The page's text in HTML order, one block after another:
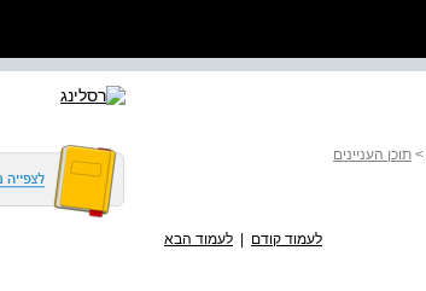
> תוכן העניינים
לעמוד קודם | לעמוד הבא